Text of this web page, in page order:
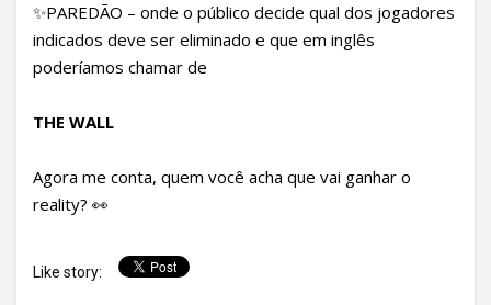
✨PAREDÃO – onde o público decide qual dos jogadores
indicados deve ser eliminado e que em inglês
poderíamos chamar de
THE WALL
Agora me conta, quem você acha que vai ganhar o
reality? 👀
Like story: